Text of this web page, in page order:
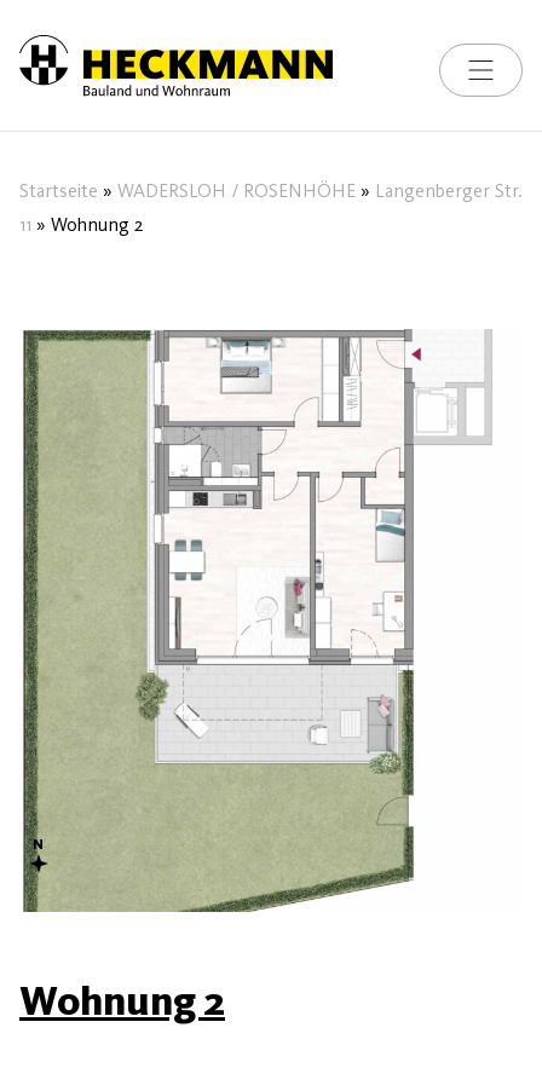
Skip to content
Toggle
Startseite » WADERSLOH / ROSENHÖHE » Langenberger Str.
11 » Wohnung 2
Wohnung 2